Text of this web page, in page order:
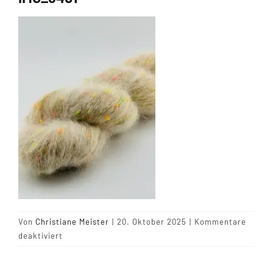
Wollfestivals
Kontakt
Von Christiane Meister | 20. Oktober 2025 | Kommentare
deaktiviert